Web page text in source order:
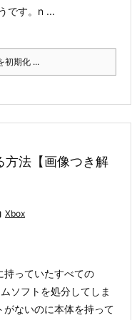
です。 n ...
期化 ...
法【画像つき解
Xbox
持っていたすべての
ソフトを処分してしま
がないのに本体を持って